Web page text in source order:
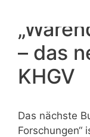
– das
KHGV
Das nächste
Forschungen“